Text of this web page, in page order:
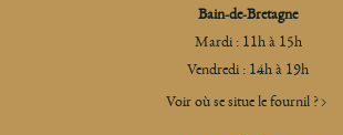
Bain-de-Bretagne
Mardi : 11h à 15h
Vendredi : 14h à 19h
Voir où se situe le fournil ?